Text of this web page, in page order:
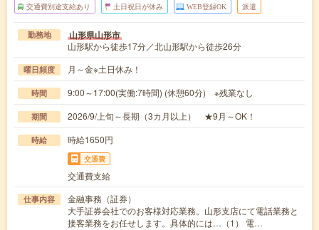
交通費別途支給あり 土日祝日が休み WEB登録OK 派遣
勤務地 山形県山形市
山形駅から徒歩17分／北山形駅から徒歩26分
曜日頻度 月～金※土日休み！
時間 9:00～17:00(実働:7時間) (休憩60分) ※残業なし
期間 2026/9/上旬～長期（3カ月以上） ★9月～OK！
時給 時給1650円
交通費
交通費支給
仕事内容
金融事務（証券）
大手証券会社でのお客様対応業務。山形支店にて電話業務と
接客業務をお任せします。具体的には…（1） 電…